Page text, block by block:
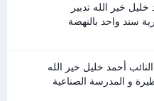
خير الله تدبير
سند واحد بالنهضة
أحمد خليل خير الله
و المدرسة الصناعية